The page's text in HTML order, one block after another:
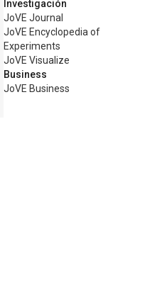
Investigación
JoVE Journal
JoVE Encyclopedia of
Experiments
JoVE Visualize
Business
JoVE Business